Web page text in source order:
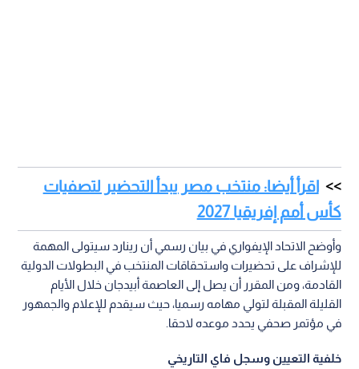
اقرأ أيضا: منتخب مصر يبدأ التحضير لتصفيات
كأس أمم إفريقيا 2027
وأوضح الاتحاد الإيفواري في بيان رسمي أن رينارد سيتولى المهمة
للإشراف على تحضيرات واستحقاقات المنتخب في البطولات الدولية
القادمة، ومن المقرر أن يصل إلى العاصمة أبيدجان خلال الأيام
القليلة المقبلة لتولي مهامه رسميا، حيث سيقدم للإعلام والجمهور
في مؤتمر صحفي يحدد موعده لاحقا.
خلفية التعيين وسجل فاي التاريخي